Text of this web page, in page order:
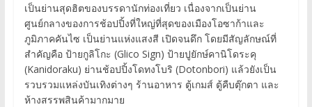
เป็นย่านสุดฮิตของบรรดานักท่องเที่ยว เนื่องจากเป็นย่าน
ศูนย์กลางของการช้อปปิ้งที่ใหญ่ที่สุดของเมืองโอซาก้าและ
ภูมิภาคคันไซ เป็นย่านแห่งแสงสี เปิดจนดึก โดยมีสัญลักษณ์ที่
สำคัญคือ ป้ายกูลิโกะ (Glico Sign) ป้ายปูยักษ์คานิโดระคุ
(Kanidoraku) ย่านช้อปปิ้งโดทงโบริ (Dotonbori) แล้วยังเป็น
รวบรวมแหล่งบันเทิงต่างๆ ร้านอาหาร ตู้เกมส์ ตู้คืบตุ๊กตา และ
ห้างสรรพสินค้ามากมาย